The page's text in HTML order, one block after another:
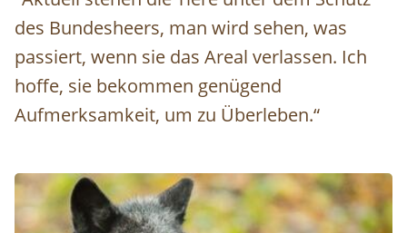
des Bundesheers, man wird sehen, was
passiert, wenn sie das Areal verlassen. Ich
hoffe, sie bekommen genügend
Aufmerksamkeit, um zu Überleben.“